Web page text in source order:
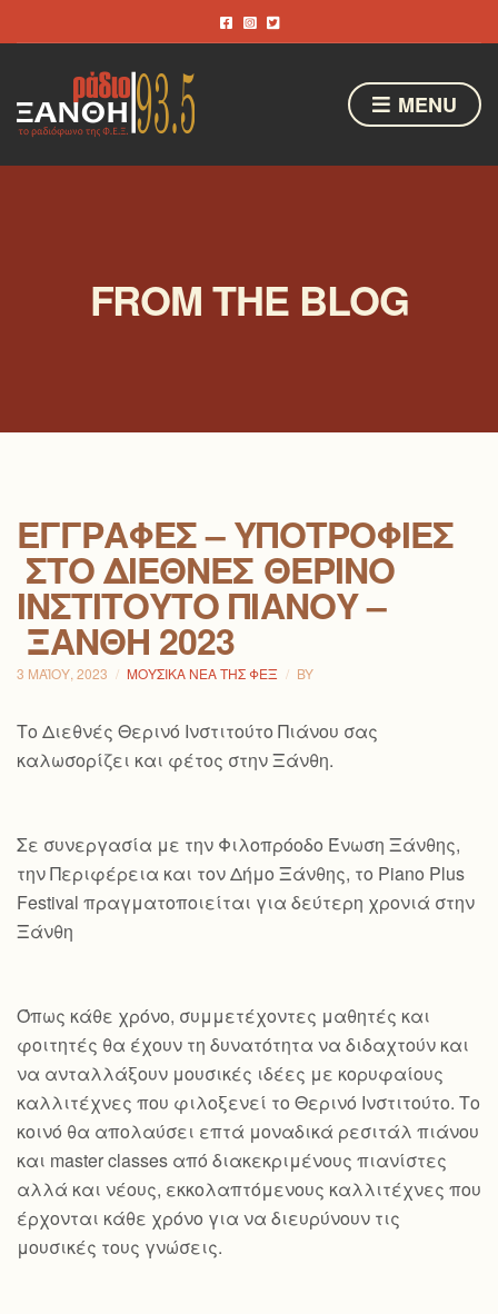
MENU
FROM THE BLOG
ΕΓΓΡΑΦΈΣ – ΥΠΟΤΡΟΦΊΕΣ
ΣΤΟ ΔΙΕΘΝΈΣ ΘΕΡΙΝΌ
ΙΝΣΤΙΤΟΎΤΟ ΠΙΆΝΟΥ –
ΞΆΝΘΗ 2023
3 ΜΑΪ́ΟΥ, 2023 ΜΟΥΣΙΚΆ ΝΈΑ ΤΗΣ ΦΕΞ BY
Το Διεθνές Θερινό Ινστιτούτο Πιάνου σας
καλωσορίζει και φέτος στην Ξάνθη.
Σε συνεργασία με την Φιλοπρόοδο Ένωση Ξάνθης,
την Περιφέρεια και τον Δήμο Ξάνθης, το Piano Plus
Festival πραγματοποιείται για δεύτερη χρονιά στην
Ξάνθη
Όπως κάθε χρόνο, συμμετέχοντες μαθητές και
φοιτητές θα έχουν τη δυνατότητα να διδαχτούν και
να ανταλλάξουν μουσικές ιδέες με κορυφαίους
καλλιτέχνες που φιλοξενεί το Θερινό Ινστιτούτο. Το
κοινό θα απολαύσει επτά μοναδικά ρεσιτάλ πιάνου
και master classes από διακεκριμένους πιανίστες
αλλά και νέους, εκκολαπτόμενους καλλιτέχνες που
έρχονται κάθε χρόνο για να διευρύνουν τις
μουσικές τους γνώσεις.